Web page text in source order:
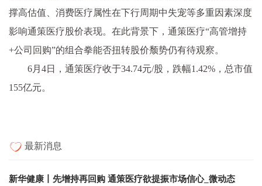
撑高估值、消费医疗属性在下行周期中失宠等多重因素深度
影响通策医疗股价表现。在此背景下，通策医疗“高管增持
+公司回购”的组合拳能否扭转股价颓势仍有待观察。
6月4日，通策医疗收于34.74元/股，跌幅1.42%，总市值
155亿元。
最新消息
新华健康丨先增持再回购 通策医疗欲提振市场信心_微动态